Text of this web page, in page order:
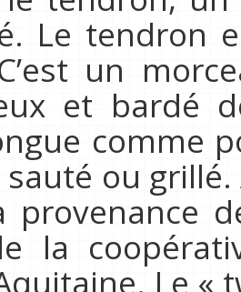
Le tendron
un
et bardé
comme
ou grillé.
provenance
la
Le